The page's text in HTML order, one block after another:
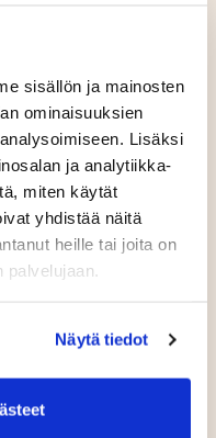
sisällön ja mainosten
ominaisuuksien
Lisäksi
ja analytiikka-
miten käytät
yhdistää näitä
heille tai joita on
palvelujaan.
Näytä tiedot
ja niiden tekniikka
Alkeiskurssin
joka on
tuhansia
pääset
haluat.
toimistoon
valmiudet.